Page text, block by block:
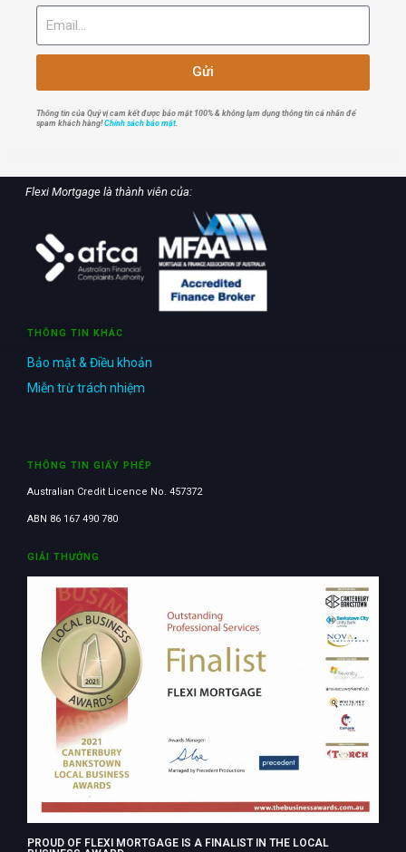
Gửi
Thông tin của Quý vị cam kết được bảo mật 100% & không lạm dụng thông tin cá nhân để
spam khách hàng!Chính sách bảo mật
THÔNG TIN GIẤY PHÉP
Australian Credit Licence No. 457372
ABN 86 167 490 780
GIẢI THƯỞNG
PROUD OF FLEXI MORTGAGE IS A FINALIST IN THE LOCAL
THÔNG TIN KHÁC
Bảo mật & Điều khoản
Miễn trừ trách nhiệm
Flexi Mortgage là thành viên của: